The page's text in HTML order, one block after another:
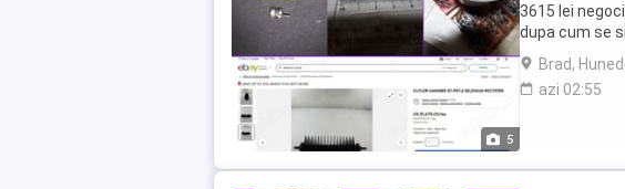
5
3615 lei
dupa cum se
ramburs Care
Brad,
azi 02:55